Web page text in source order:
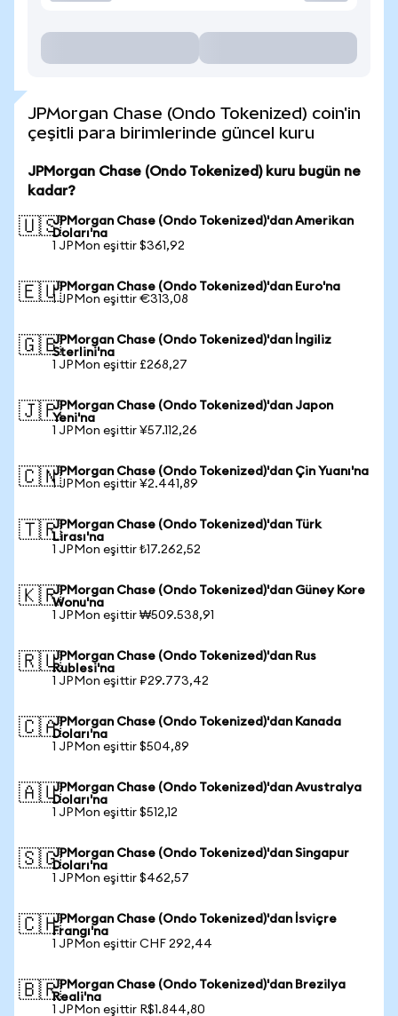
JPMorgan Chase (Ondo Tokenized) coin'in
çeşitli para birimlerinde güncel kuru
JPMorgan Chase (Ondo Tokenized) kuru bugün ne
kadar?
🇺🇸JPMorgan Chase (Ondo Tokenized)'dan Amerikan
Doları'na
1 JPMon eşittir $361,92
🇪🇺JPMorgan Chase (Ondo Tokenized)'dan Euro'na
1 JPMon eşittir €313,08
🇬🇧JPMorgan Chase (Ondo Tokenized)'dan İngiliz
Sterlini'na
1 JPMon eşittir £268,27
🇯🇵JPMorgan Chase (Ondo Tokenized)'dan Japon
Yeni'na
1 JPMon eşittir ¥57.112,26
🇨🇳JPMorgan Chase (Ondo Tokenized)'dan Çin Yuanı'na
1 JPMon eşittir ¥2.441,89
🇹🇷JPMorgan Chase (Ondo Tokenized)'dan Türk
Lirası'na
1 JPMon eşittir ₺17.262,52
🇰🇷JPMorgan Chase (Ondo Tokenized)'dan Güney Kore
Wonu'na
1 JPMon eşittir ₩509.538,91
🇷🇺JPMorgan Chase (Ondo Tokenized)'dan Rus
Rublesi'na
1 JPMon eşittir ₽29.773,42
🇨🇦JPMorgan Chase (Ondo Tokenized)'dan Kanada
Doları'na
1 JPMon eşittir $504,89
🇦🇺JPMorgan Chase (Ondo Tokenized)'dan Avustralya
Doları'na
1 JPMon eşittir $512,12
🇸🇬JPMorgan Chase (Ondo Tokenized)'dan Singapur
Doları'na
1 JPMon eşittir $462,57
🇨🇭JPMorgan Chase (Ondo Tokenized)'dan İsviçre
Frangı'na
1 JPMon eşittir CHF 292,44
🇧🇷JPMorgan Chase (Ondo Tokenized)'dan Brezilya
Reali'na
1 JPMon eşittir R$1.844,80